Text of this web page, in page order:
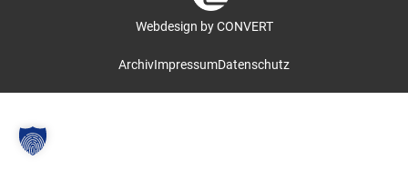
Webdesign by CONVERT
ArchivImpressumDatenschutz